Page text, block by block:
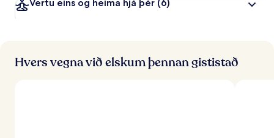
Vertu eins og heima hjá þér (6)
Hvers vegna við elskum þennan gististað